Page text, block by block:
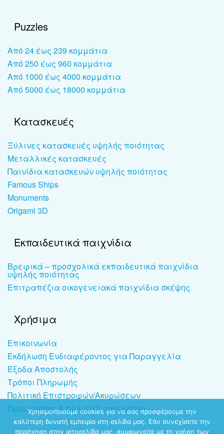
Puzzles
Από 24 έως 239 κομμάτια
Από 250 έως 960 κομμάτια
Από 1000 έως 4000 κομμάτια
Από 5000 έως 18000 κομμάτια
Κατασκευές
Ξύλινες κατασκευές υψηλής ποιότητας
Μεταλλικές κατασκευές
Παινίδια κατασκευών υψηλής ποιότητας
Famous Ships
Monuments
Origami 3D
Εκπαιδευτικά παιχνίδια
Βρεφικά – προσχολικά εκπαιδευτικά παιχνίδια
υψηλής ποιότητας
Επιτραπέζια οικογενειακά παιχνίδια σκέψης
Χρήσιμα
Επικοινωνία
Εκδήλωση Ενδιαφέροντος για Παραγγελία
Έξοδα Αποστολής
Τρόποι Πληρωμής
Πολιτική Επιστροφών/Ακυρώσεων
Όροι χρήσης & πολιτική απορρήτου
Χρησιμοποιούμε cookies για να σας προσφέρουμε την
καλύτερη δυνατή εμπειρία στη σελίδα μας. Εάν συνεχίσετε την
περιήγηση στην ιστοσελίδα μας, συμφωνείτε με τη χρήση των